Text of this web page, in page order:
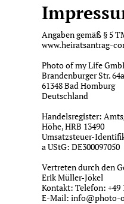
Angaben gemäß § 5
www.heiratsantrag-
Photo of my Life
Brandenburger Str. 64a
61348 Bad Homburg
Deutschland
Handelsregister:
Höhe, HRB 13490
Umsatzsteuer-
a UStG: DE300097050
Vertreten durch den
Erik Müller-Jökel
Kontakt: Telefon: +49
E-Mail: info@photo-